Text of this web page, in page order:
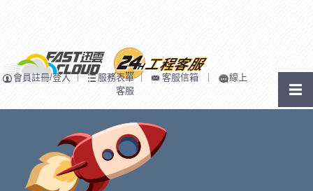
會員註冊/登入｜ 服務表單｜ 客服信箱 ｜
線上
客服